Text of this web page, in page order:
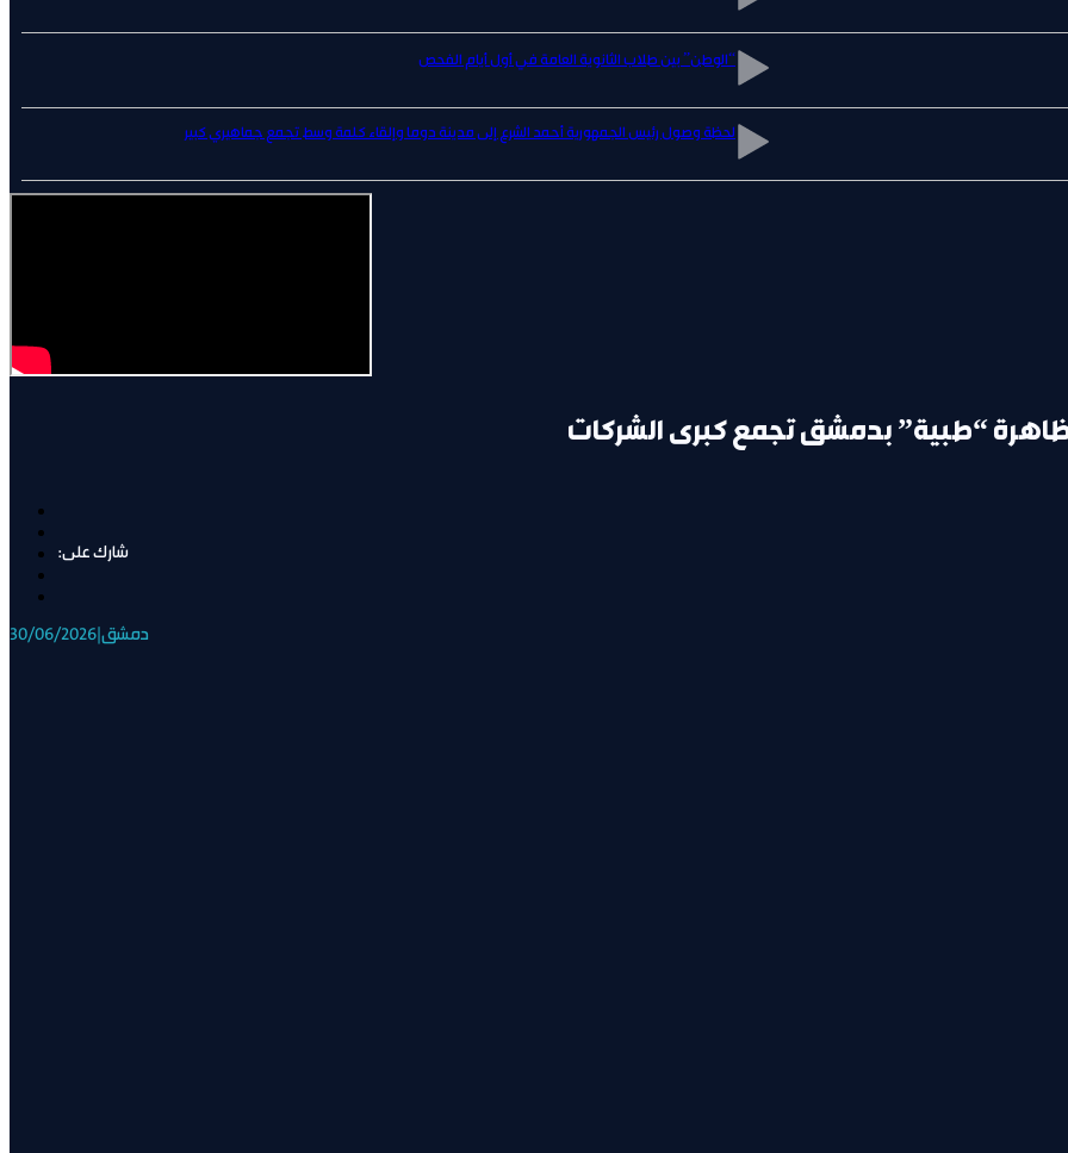
“الوطن” بين طلاب الثانوية العامة في أول أيام الفحص
لحظة وصول رئيس الجمهورية أحمد الشرع إلى مدينة دوما وإلقاء كلمة وسط تجمع جماهيري كبير
“طبية” بدمشق تجمع كبرى الشركات
30/06/2026 دمشق